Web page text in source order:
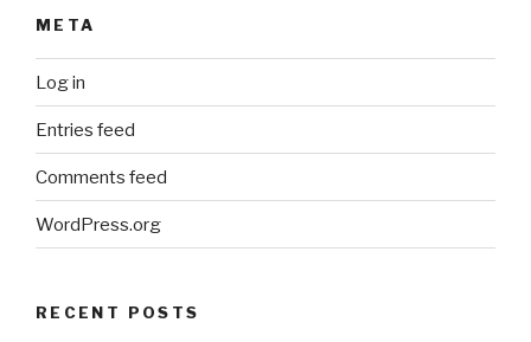
META
Log in
Entries feed
Comments feed
WordPress.org
RECENT POSTS